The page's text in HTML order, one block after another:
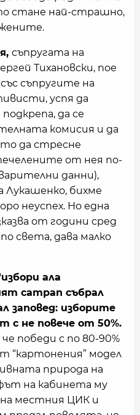
стане най-страшно,
съпругата на
Тихановски, пое
съпругите на
успя да
да се
комисия и да
да стресне
от нея по-
данни),
Лукашенко, бихме
неуспех. Но една
от години сред
света, дава малко
ала
сатрап събрал
заповед: изборите
с не повече от 50%.
победи с по 80-90%
“картонения” модел
природа на
на кабинета му
местния ЦИК и